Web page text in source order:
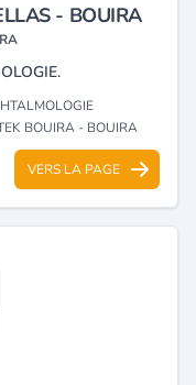
- BOUIRA
BOUIRA - BOUIRA
VERS LA PAGE